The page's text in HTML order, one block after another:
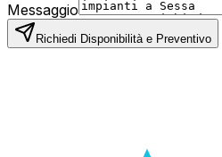
Messaggio
Richiedi Disponibilità e Preventivo